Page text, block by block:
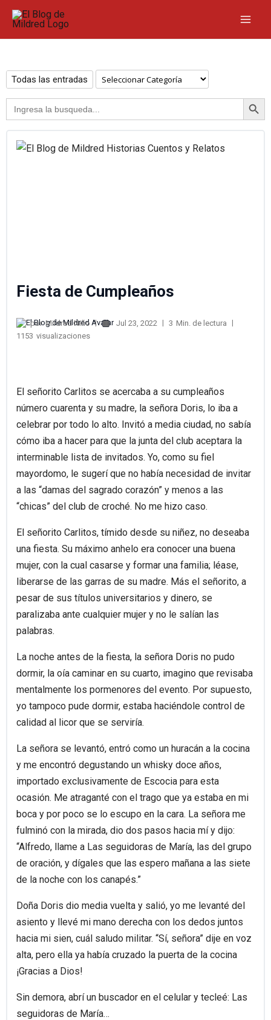
contenido
Todas las entradas Categorías
Buscar: BOTÓN DE
Fiesta de Cumpleaños
por Mildred Niño Jul 23, 2022 3 Min. de lectura
1153 visualizaciones
El señorito Carlitos se acercaba a su cumpleaños
número cuarenta y su madre, la señora Doris, lo iba a
celebrar por todo lo alto. Invitó a media ciudad, no sabía
cómo iba a hacer para que la junta del club aceptara la
interminable lista de invitados. Yo, como su fiel
mayordomo, le sugerí que no había necesidad de invitar
a las “damas del sagrado corazón” y menos a las
“chicas” del club de croché. No me hizo caso.
El señorito Carlitos, tímido desde su niñez, no deseaba
una fiesta. Su máximo anhelo era conocer una buena
mujer, con la cual casarse y formar una familia; léase,
liberarse de las garras de su madre. Más el señorito, a
pesar de sus títulos universitarios y dinero, se
paralizaba ante cualquier mujer y no le salían las
palabras.
La noche antes de la fiesta, la señora Doris no pudo
dormir, la oía caminar en su cuarto, imagino que revisaba
mentalmente los pormenores del evento. Por supuesto,
yo tampoco pude dormir, estaba haciéndole control de
calidad al licor que se serviría.
La señora se levantó, entró como un huracán a la cocina
y me encontró degustando un whisky doce años,
importado exclusivamente de Escocia para esta
ocasión. Me atraganté con el trago que ya estaba en mi
boca y por poco se lo escupo en la cara. La señora me
fulminó con la mirada, dio dos pasos hacia mí y dijo:
“Alfredo, llame a Las seguidoras de María, las del grupo
de oración, y dígales que las espero mañana a las siete
de la noche con los canapés.”
Doña Doris dio media vuelta y salió, yo me levanté del
asiento y llevé mi mano derecha con los dedos juntos
hacia mi sien, cuál saludo militar. “Sí, señora” dije en voz
alta, pero ella ya había cruzado la puerta de la cocina
¡Gracias a Dios!
Sin demora, abrí un buscador en el celular y tecleé: Las
seguidoras de María…